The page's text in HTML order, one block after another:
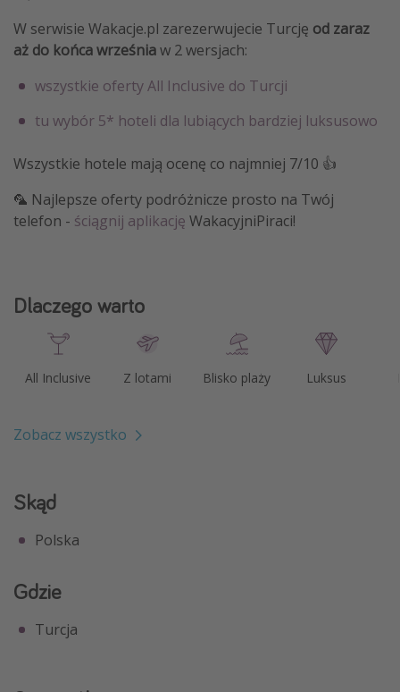
W serwisie Wakacje.pl zarezerwujecie Turcję od zaraz
aż do końca wrześniaw 2 wersjach:
wszystkie oferty All Inclusive do Turcji
tu wybór 5* hoteli dla lubiących bardziej luksusowo
Wszystkie hotele mają ocenę co najmniej 7/10 👍
🦜 Najlepsze oferty podróżnicze prosto na Twój
telefon - ściągnij aplikację WakacyjniPiraci!
Dlaczego warto
All Inclusive Z lotami Blisko plaży Luksus
Zobacz wszystko
Skąd
Polska
Gdzie
Turcja